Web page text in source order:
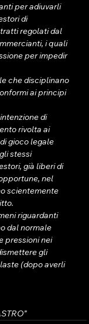
per adiuvarli
di
regolati dal
i quali
per impedir
che disciplinano
ai principi
di
rivolta ai
gioco legale
stessi
già liberi di
nel
scientemente
riguardanti
dal normale
pressioni nei
gli
(dopo averli